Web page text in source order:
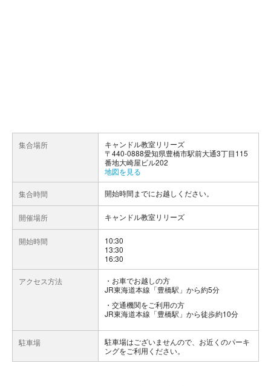
集合場所
キャンドル教室リリーズ
〒440-0888愛知県豊橋市駅前大通3丁目115
番地大崎屋ビル202
地図を見る
集合時間 開始時間までにお越しください。
開催場所 キャンドル教室リリーズ
開始時間
10:30
13:30
16:30
アクセス方法
お車でお越しの方
JR東海道本線「豊橋駅」から約5分
交通機関をご利用の方
JR東海道本線「豊橋駅」から徒歩約10分
駐車場
駐車場はございませんので、お近くのパーキ
ングをご利用ください。